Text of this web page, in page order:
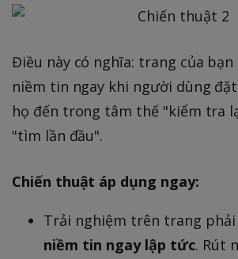
Điều này có nghĩa: trang của
niềm tin ngay khi người dùng
họ đến trong tâm thế "kiểm tra
"tìm lần đầu".
Chiến thuật áp dụng ngay:
Trải nghiệm trên trang phải
niềm tin ngay lập tức. Rút